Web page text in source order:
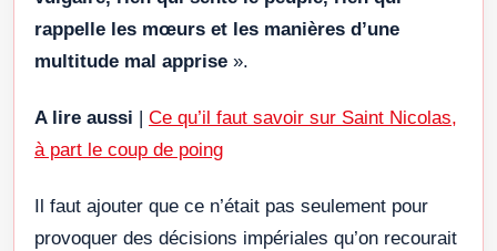
rappelle les mœurs et les manières d’une
multitude mal apprise ».
A lire aussi | Ce qu’il faut savoir sur Saint Nicolas,
à part le coup de poing
Il faut ajouter que ce n’était pas seulement pour
provoquer des décisions impériales qu’on recourait